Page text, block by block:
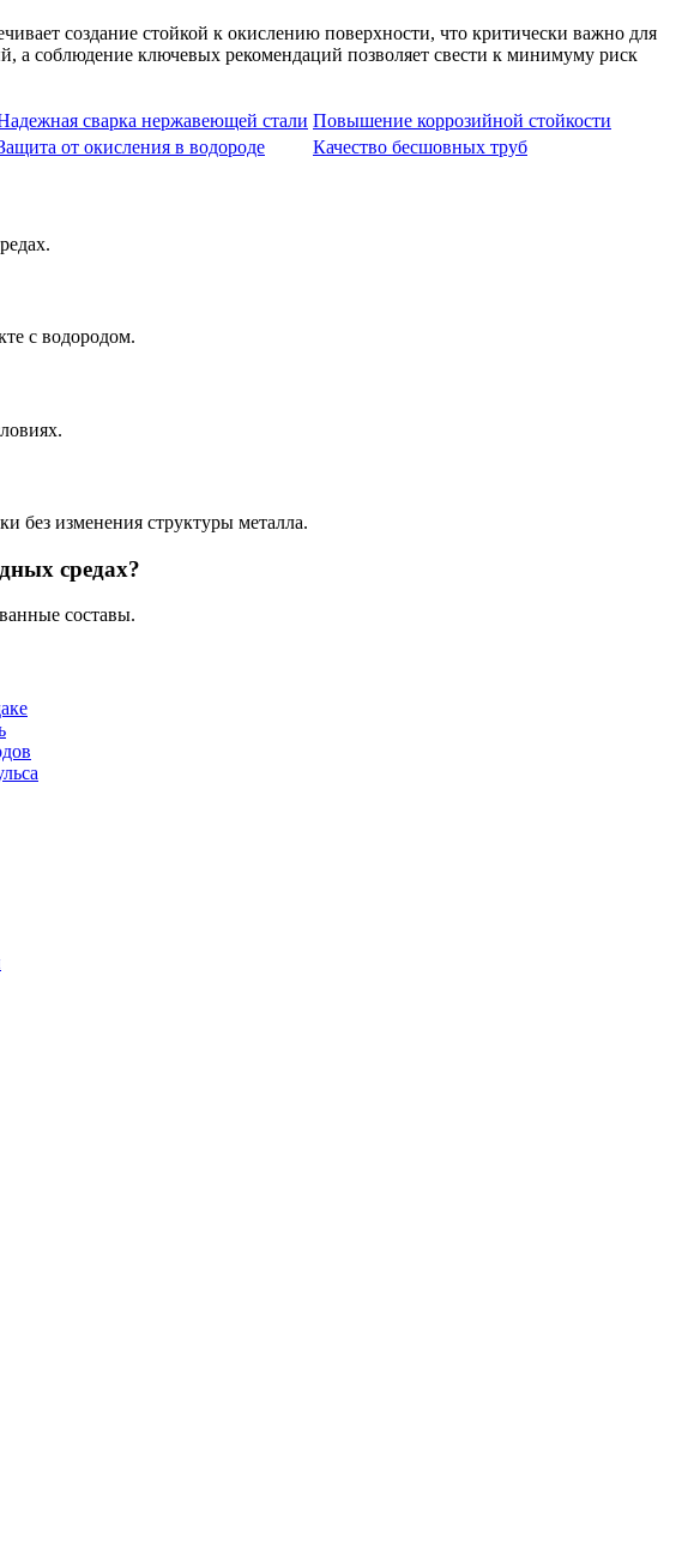
создание стойкой к окислению поверхности, что критически важно для
а соблюдение ключевых рекомендаций позволяет свести к минимуму риск
сварка нержавеющей стали Повышение коррозийной стойкости
от окисления в водороде Качество бесшовных труб
с водородом.
без изменения структуры металла.
средах?
составы.